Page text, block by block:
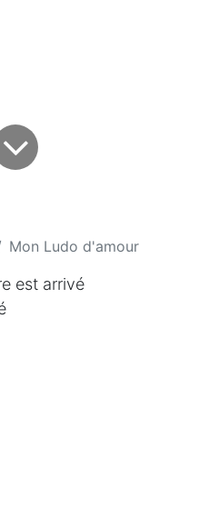
Mon Ludo d'amour
est arrivé